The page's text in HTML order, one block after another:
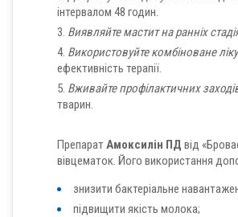
інтервалом 48 годин.
3. Виявляйте мастит на ранніх
4. Використовуйте комбіноване
ефективність терапії.
5. Вживайте профілактичних
тварин.
ПрепаратАмоксилін ПД від
вівцематок. Його використання
знизити бактеріальне
підвищити якість молока;